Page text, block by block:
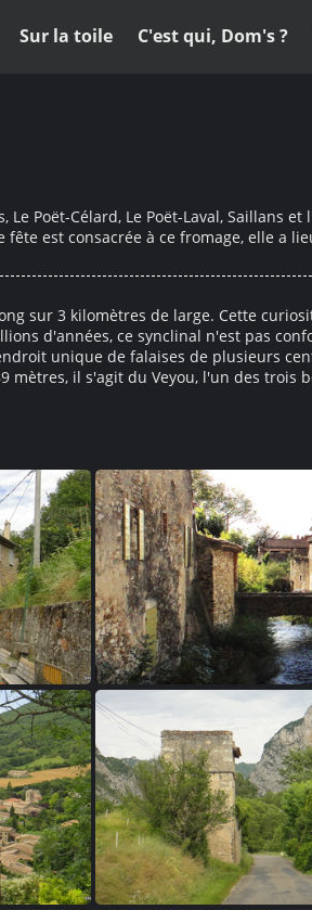
Sur la toile C'est qui, Dom's ?
Poët-Célard, Le Poët-Laval, Saillans
est consacrée à ce fromage, elle a
sur 3 kilomètres de large. Cette
d'années, ce synclinal n'est pas
unique de falaises de plusieurs
il s'agit du Veyou, l'un des trois
03 -